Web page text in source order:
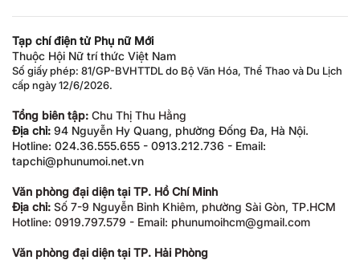
Tạp chí điện tử Phụ nữ Mới
Thuộc Hội Nữ trí thức Việt Nam
Số giấy phép: 81/GP-BVHTTDL do Bộ Văn Hóa, Thể Thao và Du Lịch
cấp ngày 12/6/2026.
Tổng biên tập: Chu Thị Thu Hằng
Địa chỉ: 94 Nguyễn Hy Quang, phường Đống Đa, Hà Nội.
Hotline: 024.36.555.655 - 0913.212.736 - Email:
tapchi@phunumoi.net.vn
Văn phòng đại diện tại TP. Hồ Chí Minh
Địa chỉ: Số 7-9 Nguyễn Bỉnh Khiêm, phường Sài Gòn, TP.HCM
Hotline: 0919.797.579 - Email: phunumoihcm@gmail.com
Văn phòng đại diện tại TP. Hải Phòng